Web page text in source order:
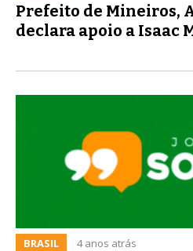
Prefeito de Mineiros,
declara apoio a Isaac
BRASIL 4 anos atrás